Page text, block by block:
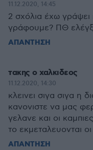
11.12.2020, 14:45
2 σχόλια έχω
γράφουμε? ΠΘ
ΑΠΑΝΤΗΣΗ
τακης ο χαλκιδεος
11.12.2020, 14:30
κλεινει σιγα σιγα η
κανονιστε να μας
γελανε και οι
το εκμεταλευονται
ΑΠΑΝΤΗΣΗ